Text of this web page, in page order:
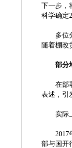
下一步，
科学确定
多位
随着棚改
部分
在部
表述，引
实际
2017
部与国开